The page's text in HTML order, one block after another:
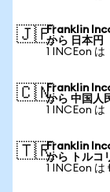
🇯🇵Franklin
から 日本円
1 INCEon は
🇨🇳Franklin
から 中国人
1 INCEon は
🇹🇷Franklin
から トルコ
1 INCEon